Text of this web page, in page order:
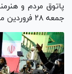
پاتوق مردم و
جمعه ۲۸ فروردین ماه ادامه دارد.